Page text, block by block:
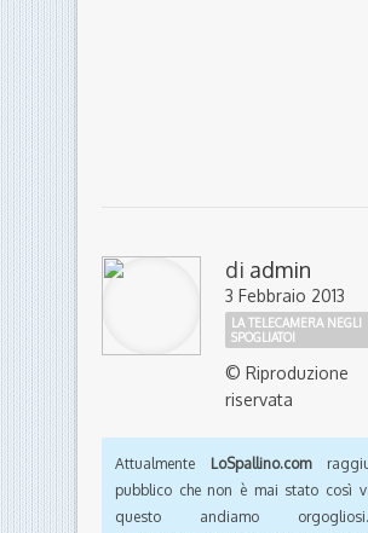
di admin
3 Febbraio 2013
LA TELECAMERA NEGLI
SPOGLIATOI
© Riproduzione
riservata
Attualmente LoSpallino.com
pubblico che non è mai stato così
questo andiamo